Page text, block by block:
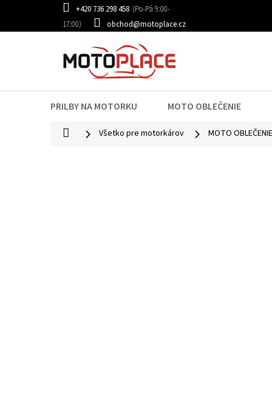
+420 736 298 458
obchod@motoplace.cz
PRILBY NA MOTORKU MOTO OBLEČENIE
DomovVšetko pre motorkárov MOTO OBLEČENIE